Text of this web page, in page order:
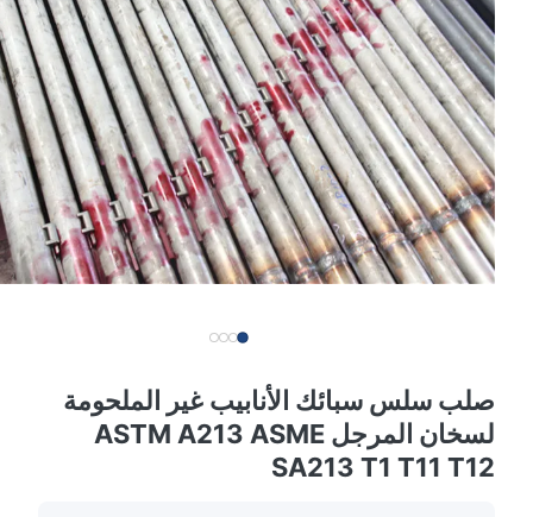
صلب سلس سبائك الأنابيب غير الملحومة
لسخان المرجل ASTM A213 ASME
SA213 T1 T11 T12